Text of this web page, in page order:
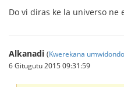
Do vi diras ke la universo ne
Alkanadi (Kwerekana
6 Gitugutu 2015 09:31:59